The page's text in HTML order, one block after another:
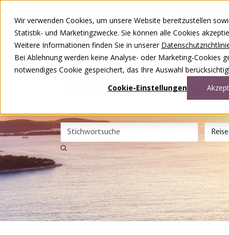
Wir verwenden Cookies, um unsere Website bereitzustellen
Statistik- und Marketingzwecke. Sie können alle Cookies
Weitere Informationen finden Sie in unserer
Bei Ablehnung werden keine Analyse- oder Marketing-Cookies
notwendiges Cookie gespeichert, das Ihre Auswahl
Cookie-Einstellungen
Unsere Reisen
Rund ums Reisen
Über uns
Kontakt
Wettbewerb
0848 00 77 88